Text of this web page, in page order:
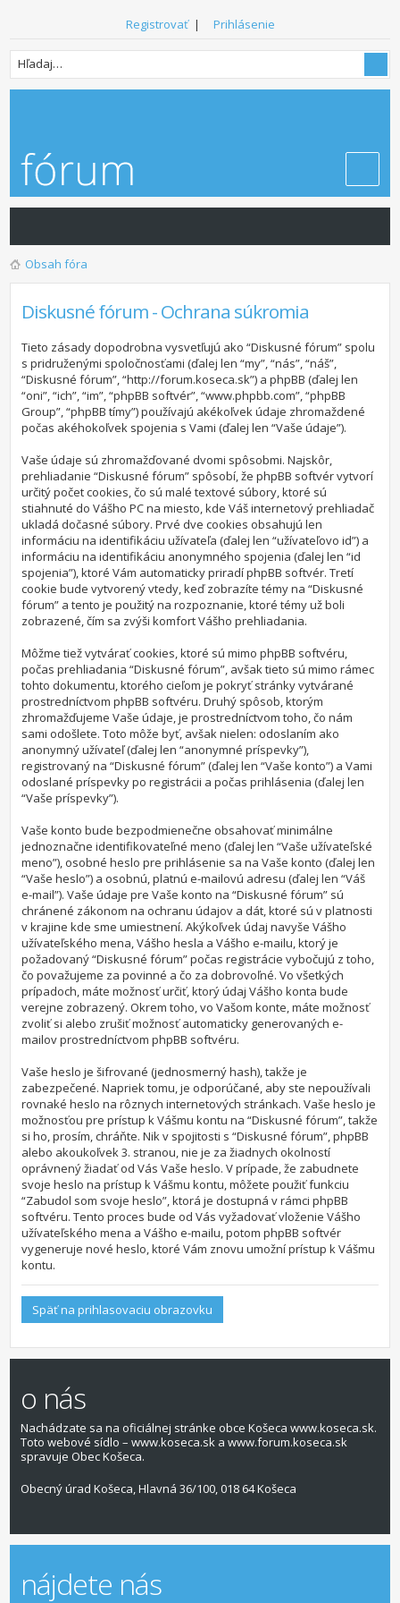
Registrovať| Prihlásenie
Obsah fóra
Diskusné fórum - Ochrana súkromia
Tieto zásady dopodrobna vysvetľujú ako “Diskusné fórum” spolu
s pridruženými spoločnosťami (ďalej len “my”, “nás”, “náš”,
“Diskusné fórum”, “http://forum.koseca.sk”) a phpBB (ďalej len
“oni”, “ich”, “im”, “phpBB softvér”, “www.phpbb.com”, “phpBB
Group”, “phpBB tímy”) používajú akékoľvek údaje zhromaždené
počas akéhokoľvek spojenia s Vami (ďalej len “Vaše údaje”).
Vaše údaje sú zhromažďované dvomi spôsobmi. Najskôr,
prehliadanie “Diskusné fórum” spôsobí, že phpBB softvér vytvorí
určitý počet cookies, čo sú malé textové súbory, ktoré sú
stiahnuté do Vášho PC na miesto, kde Váš internetový prehliadač
ukladá dočasné súbory. Prvé dve cookies obsahujú len
informáciu na identifikáciu užívateľa (ďalej len “užívateľovo id”) a
informáciu na identifikáciu anonymného spojenia (ďalej len “id
spojenia”), ktoré Vám automaticky priradí phpBB softvér. Tretí
cookie bude vytvorený vtedy, keď zobrazíte témy na “Diskusné
fórum” a tento je použitý na rozpoznanie, ktoré témy už boli
zobrazené, čím sa zvýši komfort Vášho prehliadania.
Môžme tiež vytvárať cookies, ktoré sú mimo phpBB softvéru,
počas prehliadania “Diskusné fórum”, avšak tieto sú mimo rámec
tohto dokumentu, ktorého cieľom je pokryť stránky vytvárané
prostredníctvom phpBB softvéru. Druhý spôsob, ktorým
zhromažďujeme Vaše údaje, je prostredníctvom toho, čo nám
sami odošlete. Toto môže byť, avšak nielen: odoslaním ako
anonymný užívateľ (ďalej len “anonymné príspevky”),
registrovaný na “Diskusné fórum” (ďalej len “Vaše konto”) a Vami
odoslané príspevky po registrácii a počas prihlásenia (ďalej len
“Vaše príspevky”).
Vaše konto bude bezpodmienečne obsahovať minimálne
jednoznačne identifikovateľné meno (ďalej len “Vaše užívateľské
meno”), osobné heslo pre prihlásenie sa na Vaše konto (ďalej len
“Vaše heslo”) a osobnú, platnú e-mailovú adresu (ďalej len “Váš
e-mail”). Vaše údaje pre Vaše konto na “Diskusné fórum” sú
chránené zákonom na ochranu údajov a dát, ktoré sú v platnosti
v krajine kde sme umiestnení. Akýkoľvek údaj navyše Vášho
užívateľského mena, Vášho hesla a Vášho e-mailu, ktorý je
požadovaný “Diskusné fórum” počas registrácie vybočujú z toho,
čo považujeme za povinné a čo za dobrovoľné. Vo všetkých
prípadoch, máte možnosť určiť, ktorý údaj Vášho konta bude
verejne zobrazený. Okrem toho, vo Vašom konte, máte možnosť
zvoliť si alebo zrušiť možnosť automaticky generovaných e-
mailov prostredníctvom phpBB softvéru.
Vaše heslo je šifrované (jednosmerný hash), takže je
zabezpečené. Napriek tomu, je odporúčané, aby ste nepoužívali
rovnaké heslo na rôznych internetových stránkach. Vaše heslo je
možnosťou pre prístup k Vášmu kontu na “Diskusné fórum”, takže
si ho, prosím, chráňte. Nik v spojitosti s “Diskusné fórum”, phpBB
alebo akoukoľvek 3. stranou, nie je za žiadnych okolností
oprávnený žiadať od Vás Vaše heslo. V prípade, že zabudnete
svoje heslo na prístup k Vášmu kontu, môžete použiť funkciu
“Zabudol som svoje heslo”, ktorá je dostupná v rámci phpBB
softvéru. Tento proces bude od Vás vyžadovať vloženie Vášho
užívateľského mena a Vášho e-mailu, potom phpBB softvér
vygeneruje nové heslo, ktoré Vám znovu umožní prístup k Vášmu
kontu.
Späť na prihlasovaciu obrazovku
o nás
Nachádzate sa na oficiálnej stránke obce Košeca www.koseca.sk.
Toto webové sídlo – www.koseca.sk a www.forum.koseca.sk
spravuje Obec Košeca.
Obecný úrad Košeca, Hlavná 36/100, 018 64 Košeca
nájdete nás